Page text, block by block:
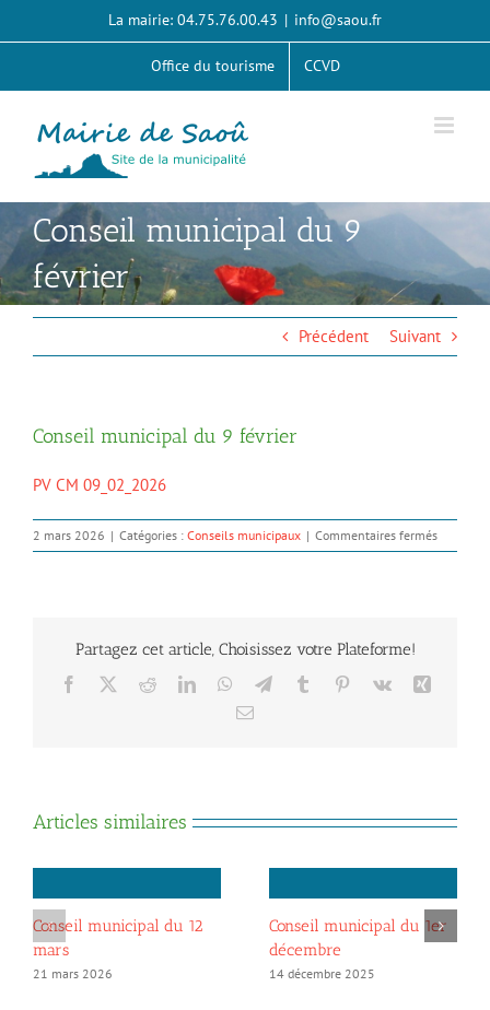
La mairie: 04.75.76.00.43 | info@saou.fr
Office du tourisme CCVD
Conseil municipal du 9
février
Précédent Suivant
Conseil municipal du 9 février
PV CM 09_02_2026
2 mars 2026 | Catégories : Conseils municipaux | Commentaires ferméssur
Conseil
Partagez cet article, Choisissez votre Plateforme!
Facebook RedditLinkedInWhatsApp
TelegramTumblr Pinterest
Vk
Email
Articles similaires
Conseil municipal du 12
mars
21 mars 2026
Conseil municipal du 1er
décembre
14 décembre 2025